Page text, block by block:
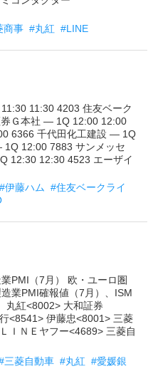
商事 #丸紅 #LINE
11:30 4203 住友ベーク
Ｇ本社 — 1Q 12:00 12:00
6366 千代田化工建設 — 1Q
12:00 7883 サンメッセ
12:30 12:30 4523 エーザイ
#伊藤ハム #住友ベークライ
PMI（7月） 欧・ユーロ圏
業PMI確報値（7月）、ISM
丸紅<8002> 大和証券
<8541> 伊藤忠<8001> 三菱
ＩＮＥヤフー<4689> 三菱自
三菱自動車 #丸紅 #愛媛銀